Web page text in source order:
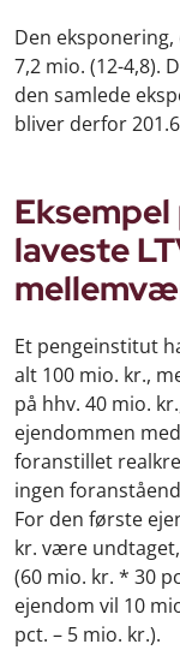
Den
7,2 mio. (12-4,8).
den samlede
bliver derfor
laveste
Et pengeinstitut
alt 100 mio. kr.,
på hhv. 40 mio.
ejendommen
foranstillet
ingen
For den første
kr. være
(60 mio. kr. * 30
ejendom vil 10
pct. – 5 mio. kr.).